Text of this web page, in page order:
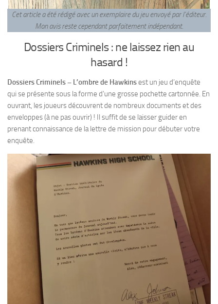
Cet article a été rédigé avec un exemplaire du jeu envoyé par l’éditeur.
Mon avis reste cependant parfaitement indépendant.
Dossiers Criminels : ne laissez rien au
hasard !
Dossiers Criminels – L’ombre de Hawkinsest un jeu d’enquête
qui se présente sous la forme d’une grosse pochette cartonnée. En
ouvrant, les joueurs découvrent de nombreux documents et des
enveloppes (à ne pas ouvrir) ! Il suffit de se laisser guider en
prenant connaissance de la lettre de mission pour débuter votre
enquête.